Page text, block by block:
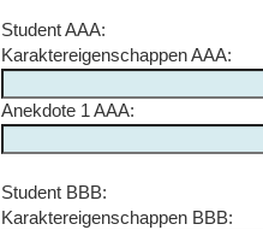
Student AAA:
Karaktereigenschappen AAA:
Anekdote 1 AAA:
Student BBB:
Karaktereigenschappen BBB: